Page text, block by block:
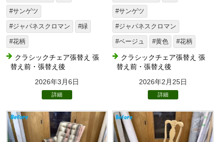
#サンゲツ
#ジャパネスクロマン #緑
#花柄
クラシックチェア張替え 張
替え前・張替え後
2026年3月6日
詳細
#サンゲツ
#ジャパネスクロマン
#ベージュ #黄色 #花柄
クラシックチェア張替え 張
替え前・張替え後
2026年2月25日
詳細